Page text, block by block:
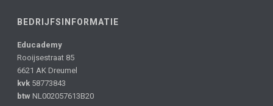
BEDRIJFSINFORMATIE
Educademy
Rooijsestraat 85
6621 AK Dreumel
kvk 58773843
btw NL002057613B20